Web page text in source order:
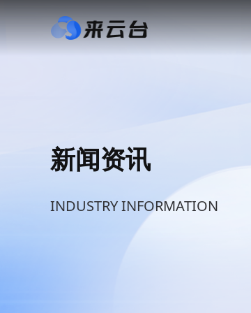
新闻资讯
INDUSTRY INFORMATION